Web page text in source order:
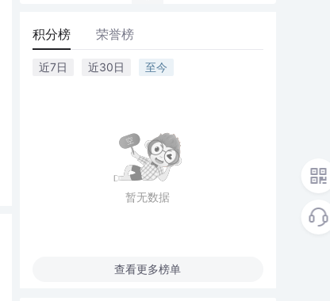
积分榜 荣誉榜
近7日 近30日 至今
暂无数据
查看更多榜单